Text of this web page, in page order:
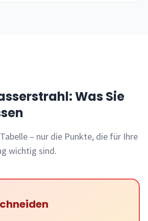
Was Sie
– nur die Punkte, die für Ihre
wichtig sind.